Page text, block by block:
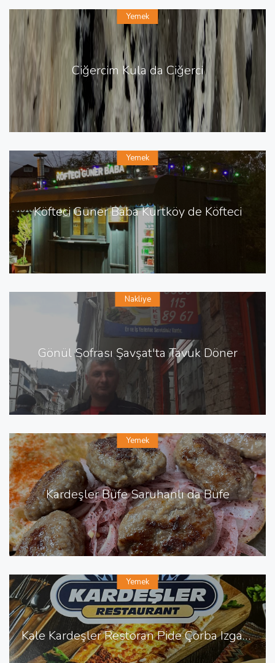
Ciğercim Kula da Ciğerci
Yemek
Köfteci Güner Baba Kurtköy de Köfteci
Yemek
Gönül Sofrası Şavşat'ta Tavuk Döner
Nakliye
Kardeşler Büfe Saruhanlı da Büfe
Yemek
Kale Kardeşler Restoran Pide Çorba Izgara Sulu Yemek
Yemek